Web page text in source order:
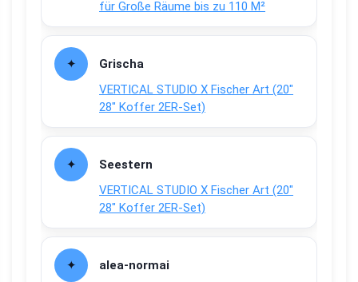
für Große Räume bis zu 110 M²
Grischa
VERTICAL STUDIO X Fischer Art (20″
28″ Koffer 2ER-Set)
Seestern
VERTICAL STUDIO X Fischer Art (20″
28″ Koffer 2ER-Set)
alea-normai